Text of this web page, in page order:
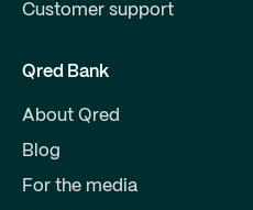
Customer support
Qred Bank
About Qred
Blog
For the media